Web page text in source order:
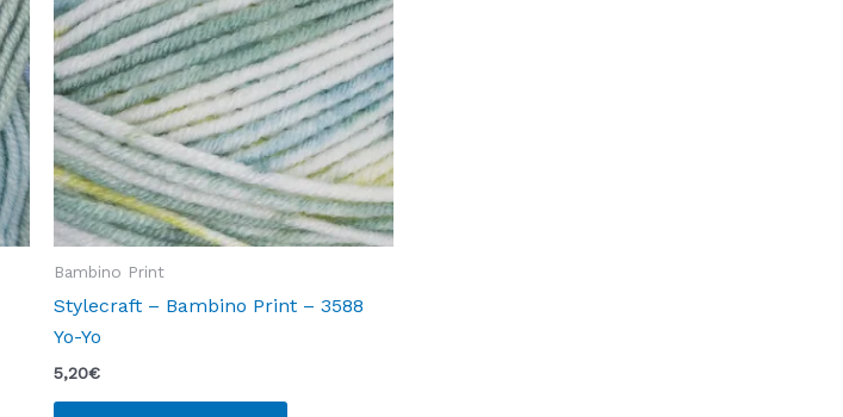
Bambino Print
Stylecraft – Bambino Print – 3588
Yo-Yo
5,20€